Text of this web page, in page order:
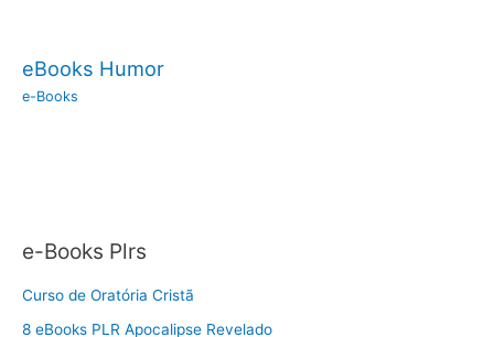
eBooks Humor
e-Books
e-Books Plrs
Curso de Oratória Cristã
8 eBooks PLR Apocalipse Revelado